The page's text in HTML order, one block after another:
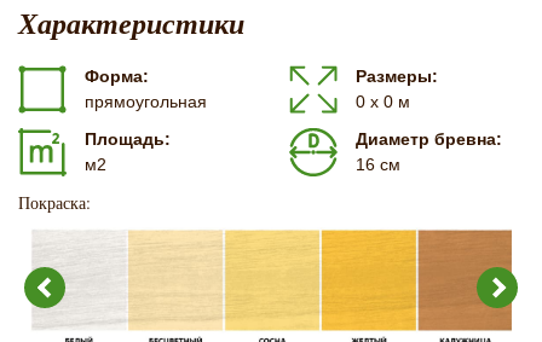
Характеристики
Форма:
прямоугольная
Размеры:
0 х 0 м
Площадь:
м2
Диаметр бревна:
16 см
Покраска: